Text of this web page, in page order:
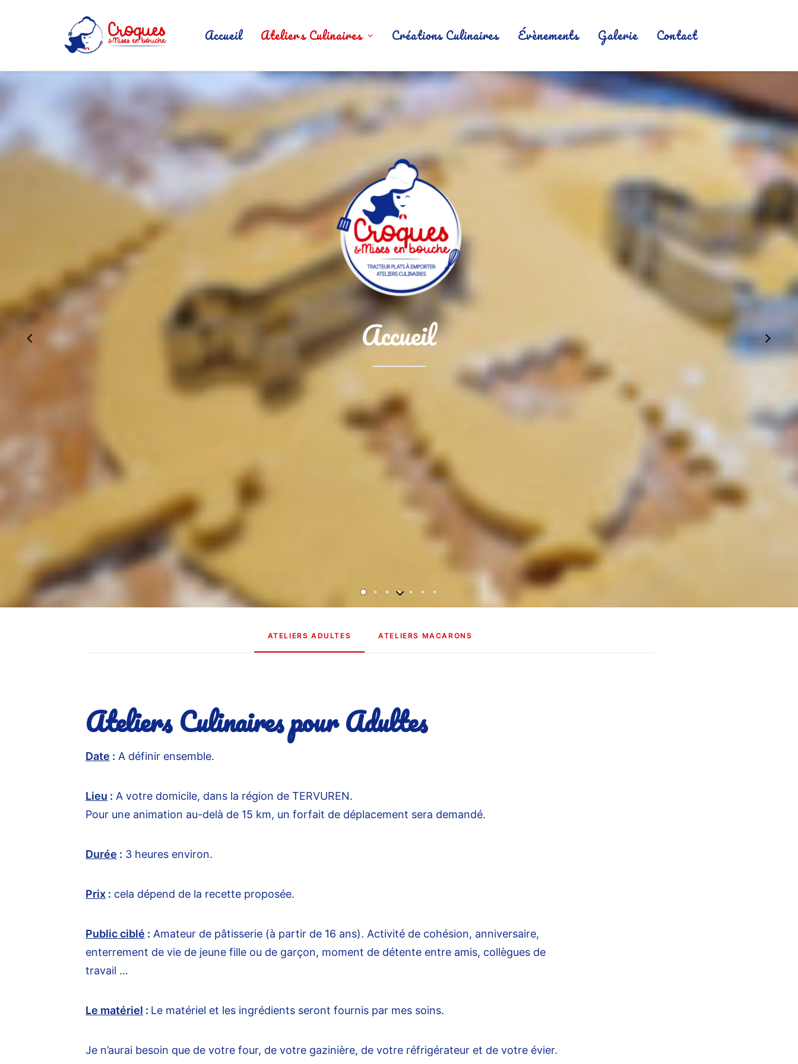
Accueil Ateliers Culinaires Créations Culinaires Évènements Galerie Contact
Accueil
ATELIERS ADULTES ATELIERS MACARONS
Ateliers Culinaires pour Adultes
Date : A définir ensemble.
Lieu : A votre domicile, dans la région de TERVUREN.
Pour une animation au-delà de 15 km, un forfait de déplacement sera demandé.
Durée : 3 heures environ.
Prix : cela dépend de la recette proposée.
Public ciblé : Amateur de pâtisserie (à partir de 16 ans). Activité de cohésion, anniversaire,
enterrement de vie de jeune fille ou de garçon, moment de détente entre amis, collègues de
travail …
Le matériel : Le matériel et les ingrédients seront fournis par mes soins.
Je n’aurai besoin que de votre four, de votre gazinière, de votre réfrigérateur et de votre évier.